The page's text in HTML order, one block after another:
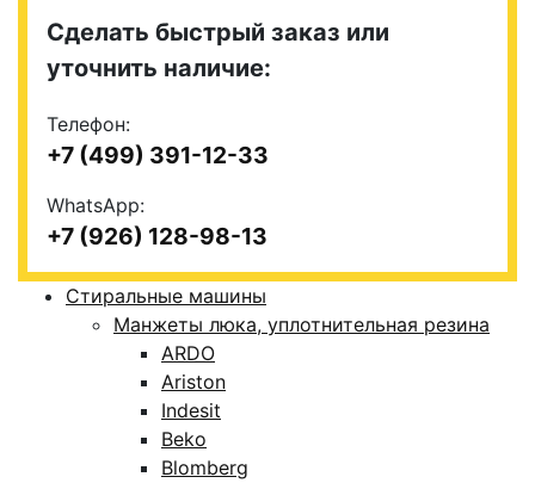
Сделать быстрый заказ или
уточнить наличие:
Телефон:
+7 (499) 391-12-33
WhatsApp:
+7 (926) 128-98-13
Стиральные машины
Манжеты люка, уплотнительная резина
ARDO
Ariston
Indesit
Beko
Blomberg